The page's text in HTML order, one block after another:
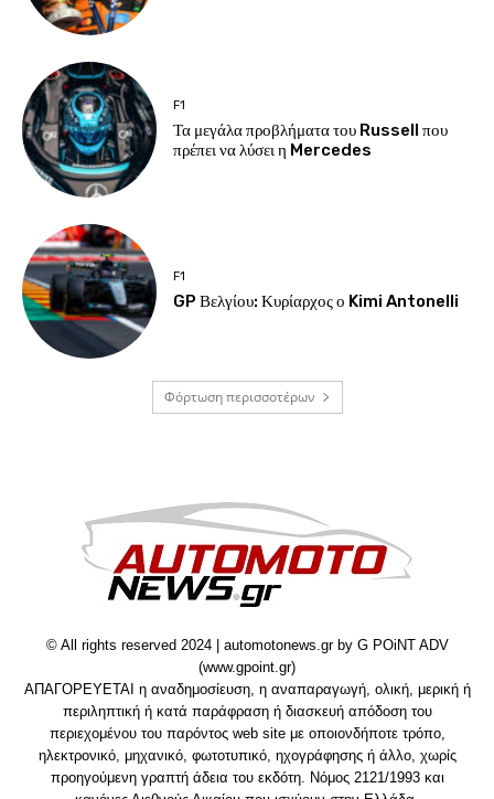
F1
Τα μεγάλα προβλήματα του Russell που
πρέπει να λύσει η Mercedes
F1
GP Βελγίου: Κυρίαρχος ο Kimi Antonelli
Φόρτωση περισσοτέρων
© All rights reserved 2024 | automotonews.gr by G POiNT ADV
(www.gpoint.gr)
ΑΠΑΓΟΡΕΥΕΤΑΙ η αναδημοσίευση, η αναπαραγωγή, ολική, μερική ή
περιληπτική ή κατά παράφραση ή διασκευή απόδοση του
περιεχομένου του παρόντος web site με οποιονδήποτε τρόπο,
ηλεκτρονικό, μηχανικό, φωτοτυπικό, ηχογράφησης ή άλλο, χωρίς
προηγούμενη γραπτή άδεια του εκδότη. Νόμος 2121/1993 και